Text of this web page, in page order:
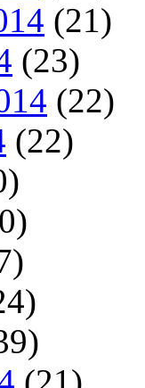
(21)
(23)
(22)
(22)